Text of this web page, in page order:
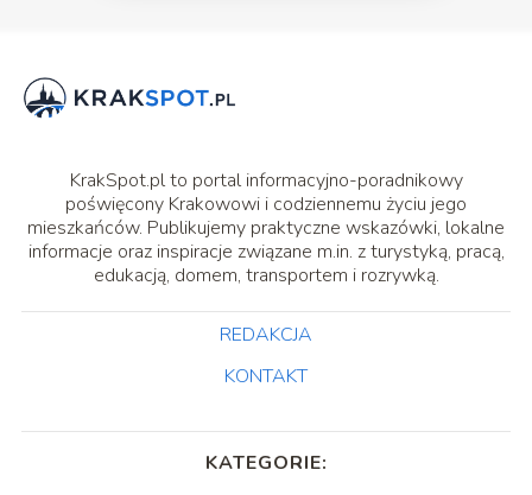
KrakSpot.pl to portal informacyjno-poradnikowy
poświęcony Krakowowi i codziennemu życiu jego
mieszkańców. Publikujemy praktyczne wskazówki, lokalne
informacje oraz inspiracje związane m.in. z turystyką, pracą,
edukacją, domem, transportem i rozrywką.
REDAKCJA
KONTAKT
KATEGORIE: